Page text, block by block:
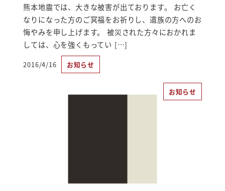
熊本地震では、大きな被害が出ております。 お亡く
なりになった方のご冥福をお祈りし、遺族の方へのお
悔やみを申し上げます。 被災された方々におかれま
しては、心を強くもってい […]
投稿日
2016/4/16 お知らせ
お知らせ